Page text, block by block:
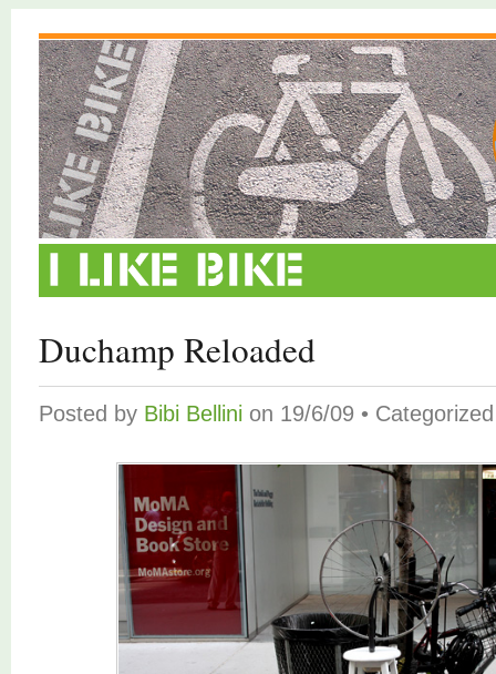
Duchamp Reloaded
Posted by Bibi Bellini on 19/6/09 •